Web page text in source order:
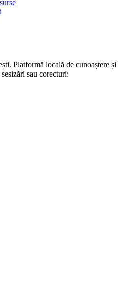
. Platformă locală de cunoaștere și
sau corecturi: